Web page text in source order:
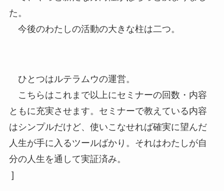
た。
今後のわたしの活動の大きな柱は二つ。
ひとつはルテラムウの運営。
こちらはこれまで以上にセミナーの回数・内容
ともに充実させます。セミナーで教えている内容
はシンプルだけど、使いこなせれば確実に望んだ
人生が手に入るツールばかり。それはわたしが自
分の人生を通して実証済み。
]